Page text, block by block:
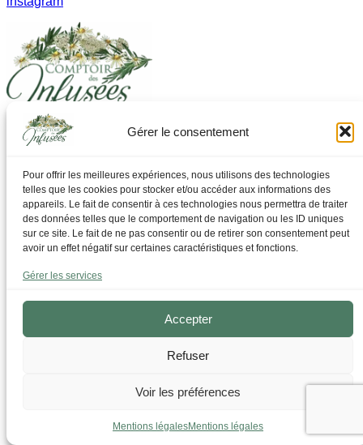
Gérer le consentement
Pour offrir les meilleures expériences, nous utilisons des technologies
telles que les cookies pour stocker et/ou accéder aux informations des
appareils. Le fait de consentir à ces technologies nous permettra de traiter
des données telles que le comportement de navigation ou les ID uniques
sur ce site. Le fait de ne pas consentir ou de retirer son consentement peut
avoir un effet négatif sur certaines caractéristiques et fonctions.
Gérer les services
Accepter
Refuser
Voir les préférences
Mentions légalesMentions légales
Laissez-vous guider pour trouver ce dont vous avez
besoin
Par Thématique
Allergies I Refroidissement
Articulations | os | Muscles
Circulation | Jambes lourdes
Confort urinaire
Détente | Relaxation
Drainage | Perte de poids
Femmes | Cycles
Foie | Métabolisme | Sucres
Immunité | Vitalité
Peau | Ongles | Cheveux
Tisanes bien-être